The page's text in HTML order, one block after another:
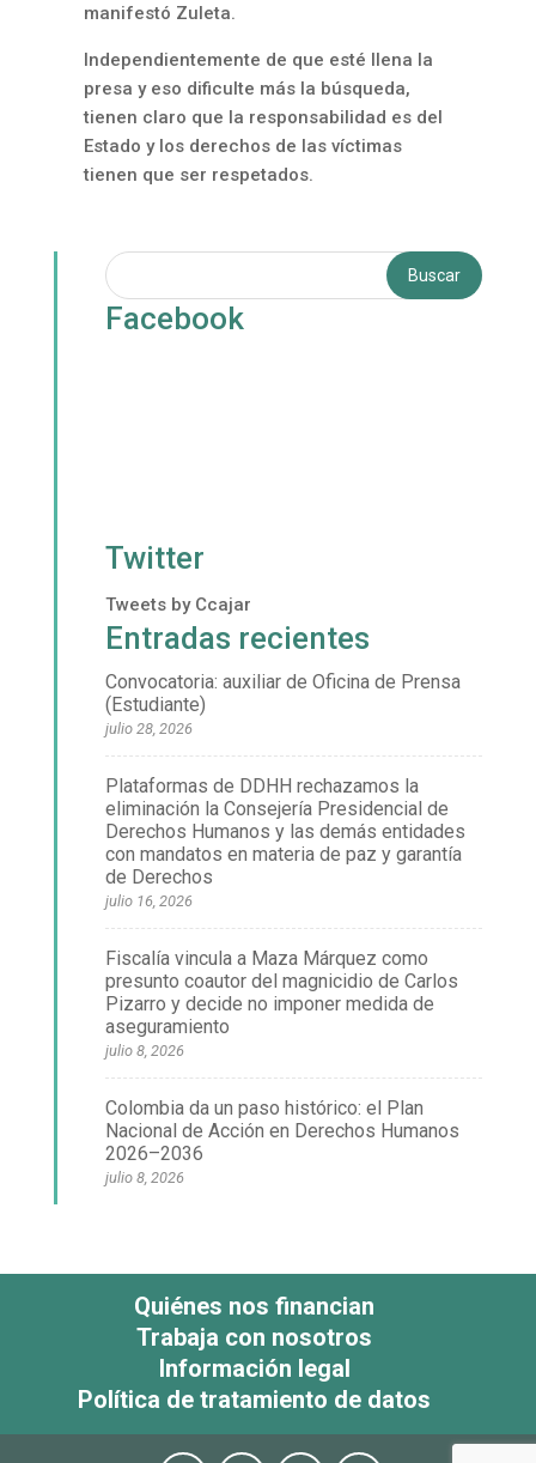
manifestó Zuleta.
Independientemente de que esté llena la
presa y eso dificulte más la búsqueda,
tienen claro que la responsabilidad es del
Estado y los derechos de las víctimas
tienen que ser respetados.
Facebook
Twitter
Tweets by Ccajar
Entradas recientes
Convocatoria: auxiliar de Oficina de Prensa
(Estudiante)
julio 28, 2026
Plataformas de DDHH rechazamos la
eliminación la Consejería Presidencial de
Derechos Humanos y las demás entidades
con mandatos en materia de paz y garantía
de Derechos
julio 16, 2026
Fiscalía vincula a Maza Márquez como
presunto coautor del magnicidio de Carlos
Pizarro y decide no imponer medida de
aseguramiento
julio 8, 2026
Colombia da un paso histórico: el Plan
Nacional de Acción en Derechos Humanos
2026–2036
julio 8, 2026
Quiénes nos financian
Trabaja con nosotros
Información legal
Política de tratamiento de datos